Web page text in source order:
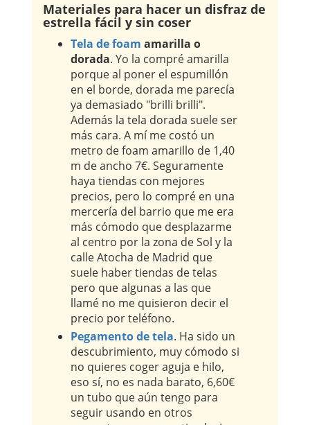
Materiales para hacer un disfraz de
estrella fácil y sin coser
Tela de foam amarilla o
dorada. Yo la compré amarilla
porque al poner el espumillón
en el borde, dorada me parecía
ya demasiado "brilli brilli".
Además la tela dorada suele ser
más cara. A mí me costó un
metro de foam amarillo de 1,40
m de ancho 7€. Seguramente
haya tiendas con mejores
precios, pero lo compré en una
mercería del barrio que me era
más cómodo que desplazarme
al centro por la zona de Sol y la
calle Atocha de Madrid que
suele haber tiendas de telas
pero que algunas a las que
llamé no me quisieron decir el
precio por teléfono.
Pegamento de tela. Ha sido un
descubrimiento, muy cómodo si
no quieres coger aguja e hilo,
eso sí, no es nada barato, 6,60€
un tubo que aún tengo para
seguir usando en otros